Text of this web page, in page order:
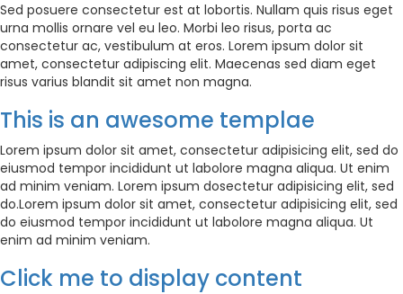
Sed posuere consectetur est at lobortis. Nullam quis risus eget
urna mollis ornare vel eu leo. Morbi leo risus, porta ac
consectetur ac, vestibulum at eros. Lorem ipsum dolor sit
amet, consectetur adipiscing elit. Maecenas sed diam eget
risus varius blandit sit amet non magna.
This is an awesome templae
Lorem ipsum dolor sit amet, consectetur adipisicing elit, sed do
eiusmod tempor incididunt ut labolore magna aliqua. Ut enim
ad minim veniam. Lorem ipsum dosectetur adipisicing elit, sed
do.Lorem ipsum dolor sit amet, consectetur adipisicing elit, sed
do eiusmod tempor incididunt ut labolore magna aliqua. Ut
enim ad minim veniam.
Click me to display content